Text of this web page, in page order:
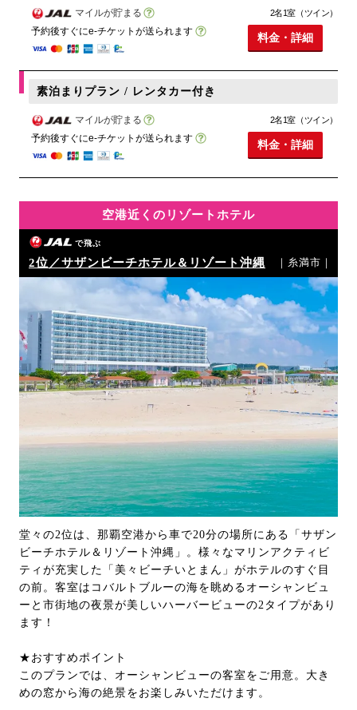
マイルが貯まる
予約後すぐにe-チケットが送られます
2名1室（ツイン）
料金・詳細
素泊まりプラン / レンタカー付き
マイルが貯まる
予約後すぐにe-チケットが送られます
2名1室（ツイン）
料金・詳細
空港近くのリゾートホテル
で飛ぶ
2位／サザンビーチホテル＆リゾート沖縄 ｜糸満市｜
堂々の2位は、那覇空港から車で20分の場所にある「サザン
ビーチホテル＆リゾート沖縄」。様々なマリンアクティビ
ティが充実した「美々ビーチいとまん」がホテルのすぐ目
の前。客室はコバルトブルーの海を眺めるオーシャンビュ
ーと市街地の夜景が美しいハーバービューの2タイプがあり
ます！
★おすすめポイント
このプランでは、オーシャンビューの客室をご用意。大き
めの窓から海の絶景をお楽しみいただけます。